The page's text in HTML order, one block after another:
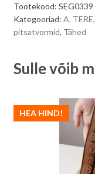
ja
tähed,
kokku
tk
Tootekood: SEG0339
Kategooriad: A.
pitsatvormid, Tähed
Sulle võib
HEA HIND!